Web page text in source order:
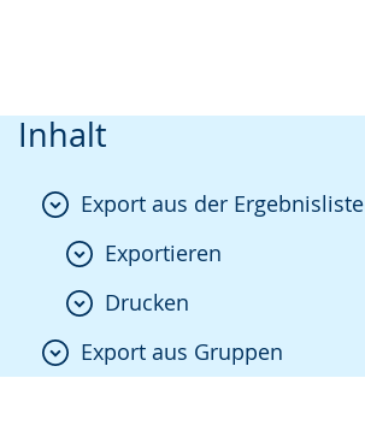
Inhalt
Export aus der Ergebnisliste
Exportieren
Drucken
Export aus Gruppen